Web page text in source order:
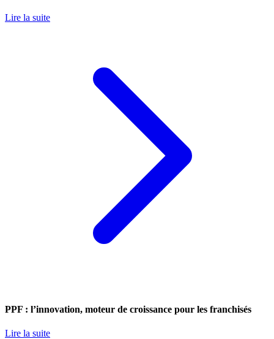
Lire la suite
PPF : l’innovation, moteur de croissance pour les franchisés
Lire la suite